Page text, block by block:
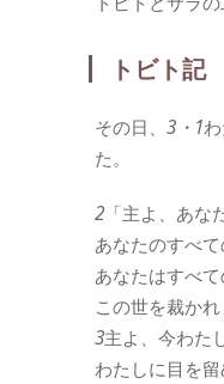
トビト記
その日、 3・1
た。
2 「主よ、あな
あなたのすべて
あなたはすべ
この世を裁かれ
3主よ、今わた
わたしに目を留